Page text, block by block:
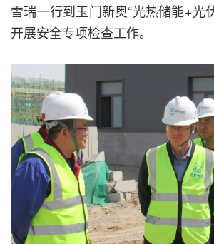
雪瑞一行到玉门新奥“光热储能+光
开展安全专项检查工作。